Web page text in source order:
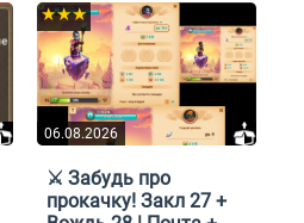
06.08.2026
★★★
⚔️ Забудь про
прокачку! Закл 27 +